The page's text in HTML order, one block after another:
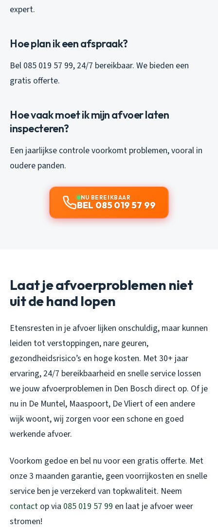
expert.
Hoe plan ik een afspraak?
Bel 085 019 57 99, 24/7 bereikbaar. We bieden een
gratis offerte.
Hoe vaak moet ik mijn afvoer laten
inspecteren?
Een jaarlijkse controle voorkomt problemen, vooral in
oudere panden.
NU BEREIKBAAR
BEL 085 019 57 99
Laat je afvoerproblemen niet
uit de hand lopen
Etensresten in je afvoer lijken onschuldig, maar kunnen
leiden tot verstoppingen, nare geuren,
gezondheidsrisico’s en hoge kosten. Met 30+ jaar
ervaring, 24/7 bereikbaarheid en snelle service lossen
we jouw afvoerproblemen in Den Bosch direct op. Of je
nu in De Muntel, Maaspoort, De Vliert of een andere
wijk woont, wij zorgen voor een schone en goed
werkende afvoer.
Voorkom gedoe en bel nu voor een gratis offerte. Met
onze 3 maanden garantie, geen voorrijkosten en snelle
service ben je verzekerd van topkwaliteit. Neem
contact op via 085 019 57 99 en laat je afvoer weer
stromen!